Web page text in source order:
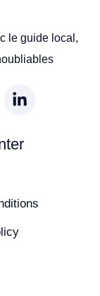
le guide local,